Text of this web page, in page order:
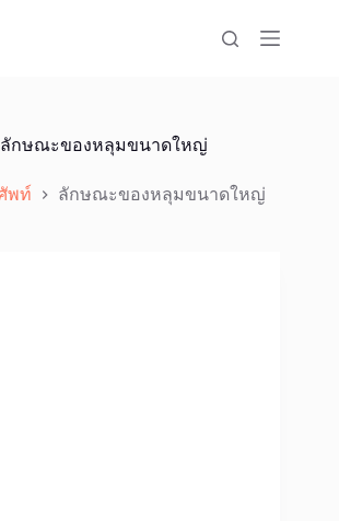
ลักษณะของหลุมขนาดใหญ่
พท์ ลักษณะของหลุมขนาดใหญ่